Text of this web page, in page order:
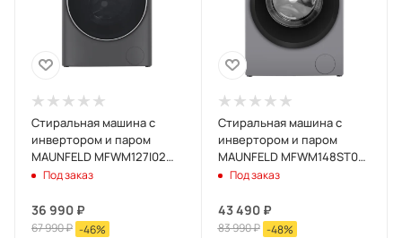
Стиральная машина c
инвертором и паром
MAUNFELD MFWM127I02
Графитовый
Под заказ
36 990 ₽
67 990₽ -46%
Стиральная машина c
инвертором и паром
MAUNFELD MFWM148ST02
Серебристый
Под заказ
43 490₽
83 990₽ -48%